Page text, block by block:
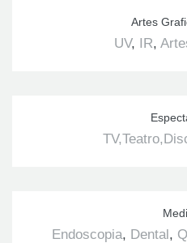
Artes
UV, IR,
Endoscopia, Dental,